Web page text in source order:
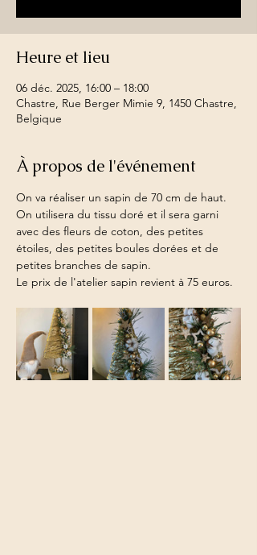
Heure et lieu
06 déc. 2025, 16:00 – 18:00
Chastre, Rue Berger Mimie 9, 1450 Chastre,
Belgique
À propos de l'événement
On va réaliser un sapin de 70 cm de haut.
On utilisera du tissu doré et il sera garni
avec des fleurs de coton, des petites
étoiles, des petites boules dorées et de
petites branches de sapin.
Le prix de l'atelier sapin revient à 75 euros.